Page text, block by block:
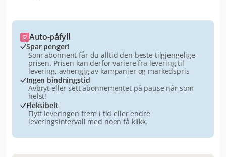
Auto-påfyll
Spar penger!
Som abonnent får du alltid den beste tilgjengelige
prisen. Prisen kan derfor variere fra levering til
levering, avhengig av kampanjer og markedspris
Ingen bindningstid
Avbryt eller sett abonnementet på pause når som
helst!
Fleksibelt
Flytt leveringen frem i tid eller endre
leveringsintervall med noen få klikk.